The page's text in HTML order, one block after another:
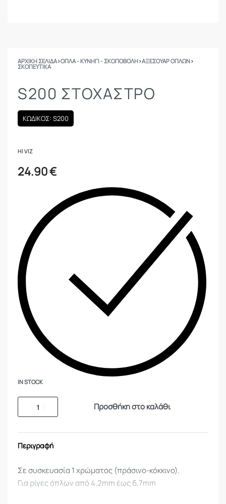
ΑΡΧΙΚΉ ΣΕΛΊΔΑ›ΟΠΛΑ - ΚΥΝΗΓΙ - ΣΚΟΠΟΒΟΛΗ›ΑΞΕΣΟΥΑΡ ΟΠΛΩΝ›
ΣΚΟΠΕΥΤΙΚΆ
S200 ΣΤΟΧΑΣΤΡΟ
ΚΩΔΙΚΟΣ: S200
HI VIZ
24.90€
IN STOCK
Προσθήκη στο καλάθι
Περιγραφή
Σε συσκευασία 1 χρώματος (πράσινο-κόκκινο).
Για ρίγες όπλων από 4,2mm έως 6,7mm